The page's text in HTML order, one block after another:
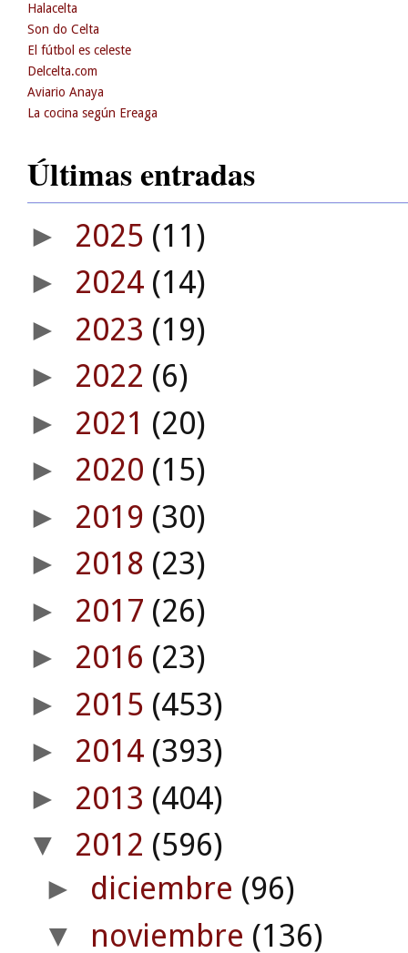
Halacelta
Son do Celta
El fútbol es celeste
Delcelta.com
Aviario Anaya
La cocina según Ereaga
Últimas entradas
► 2025 (11)
► 2024 (14)
► 2023 (19)
► 2022 (6)
► 2021 (20)
► 2020 (15)
► 2019 (30)
► 2018 (23)
► 2017 (26)
► 2016 (23)
► 2015 (453)
► 2014 (393)
► 2013 (404)
▼ 2012 (596)
► diciembre (96)
▼ noviembre (136)